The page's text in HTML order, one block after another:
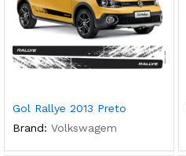
Gol Rallye 2013 Preto
Brand: Volkswagem